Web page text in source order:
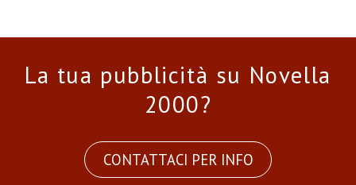
La tua pubblicità su Novella
2000?
CONTATTACI PER INFO